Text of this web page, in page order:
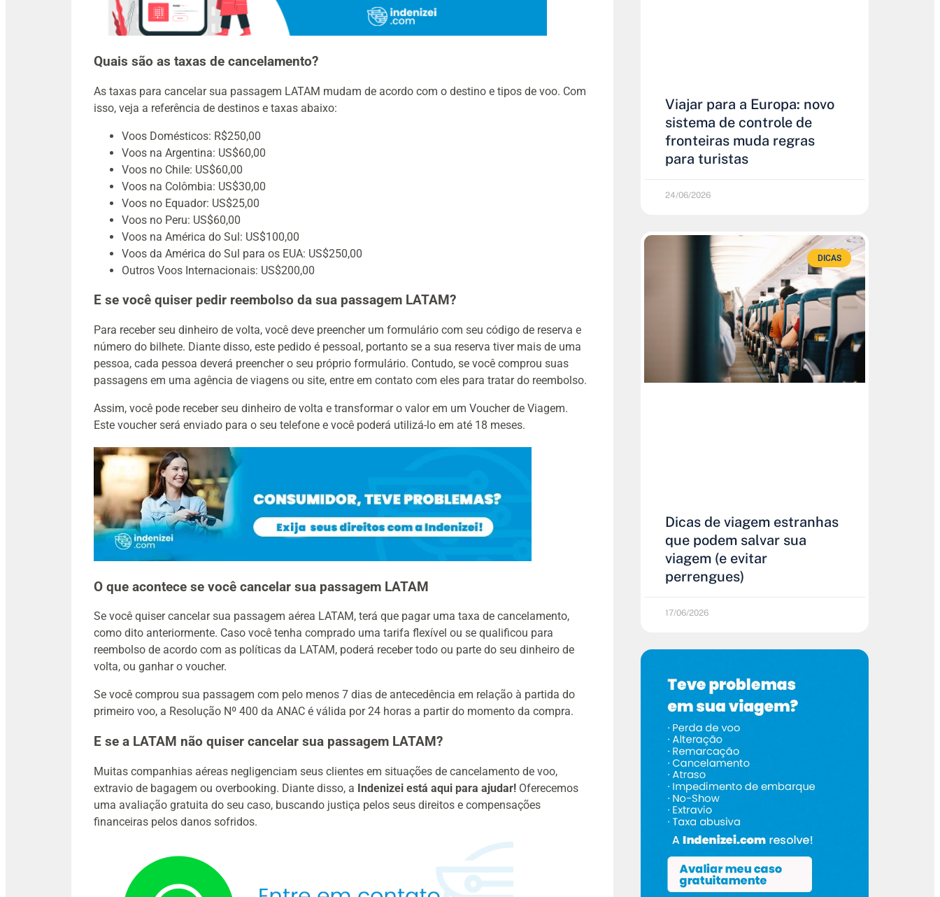
Quais são as taxas de cancelamento?
As taxas para cancelar sua passagem LATAM mudam de acordo com o destino e tipos de voo. Com
isso, veja a referência de destinos e taxas abaixo:
Voos Domésticos: R$250,00
Voos na Argentina: US$60,00
Voos no Chile: US$60,00
Voos na Colômbia: US$30,00
Voos no Equador: US$25,00
Voos no Peru: US$60,00
Voos na América do Sul: US$100,00
Voos da América do Sul para os EUA: US$250,00
Outros Voos Internacionais: US$200,00
E se você quiser pedir reembolso da sua passagem LATAM?
Para receber seu dinheiro de volta, você deve preencher um formulário com seu código de reserva e
número do bilhete. Diante disso, este pedido é pessoal, portanto se a sua reserva tiver mais de uma
pessoa, cada pessoa deverá preencher o seu próprio formulário. Contudo, se você comprou suas
passagens em uma agência de viagens ou site, entre em contato com eles para tratar do reembolso.
Assim, você pode receber seu dinheiro de volta e transformar o valor em um Voucher de Viagem.
Este voucher será enviado para o seu telefone e você poderá utilizá-lo em até 18 meses.
O que acontece se você cancelar sua passagem LATAM
Se você quiser cancelar sua passagem aérea LATAM, terá que pagar uma taxa de cancelamento,
como dito anteriormente. Caso você tenha comprado uma tarifa flexível ou se qualificou para
reembolso de acordo com as políticas da LATAM, poderá receber todo ou parte do seu dinheiro de
volta, ou ganhar o voucher.
Se você comprou sua passagem com pelo menos 7 dias de antecedência em relação à partida do
primeiro voo, a Resolução Nº 400 da ANAC é válida por 24 horas a partir do momento da compra.
E se a LATAM não quiser cancelar sua passagem LATAM?
Muitas companhias aéreas negligenciam seus clientes em situações de cancelamento de voo,
extravio de bagagem ou overbooking. Diante disso, a Indenizei está aqui para ajudar! Oferecemos
uma avaliação gratuita do seu caso, buscando justiça pelos seus direitos e compensações
financeiras pelos danos sofridos.
Viajar para a Europa: novo
sistema de controle de
fronteiras muda regras
para turistas
24/06/2026
DICAS
Dicas de viagem estranhas
que podem salvar sua
viagem (e evitar
perrengues)
17/06/2026